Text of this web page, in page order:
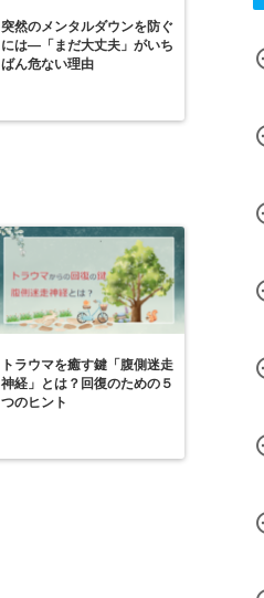
突然のメンタルダウンを防ぐ
には―「まだ大丈夫」がいち
ばん危ない理由
トラウマを癒す鍵「腹側迷走
神経」とは？回復のための５
つのヒント